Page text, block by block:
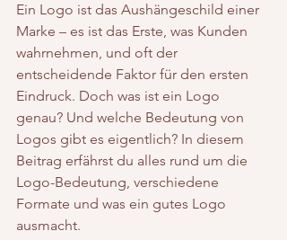
Ein Logo ist das Aushängeschild einer
Marke – es ist das Erste, was Kunden
wahrnehmen, und oft der
entscheidende Faktor für den ersten
Eindruck. Doch was ist ein Logo
genau? Und welche Bedeutung von
Logos gibt es eigentlich? In diesem
Beitrag erfährst du alles rund um die
Logo-Bedeutung, verschiedene
Formate und was ein gutes Logo
ausmacht.